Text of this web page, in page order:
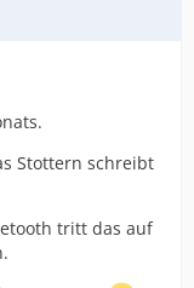
Stottern schreibt
tritt das auf